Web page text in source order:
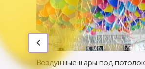
Воздушные шары под потолок